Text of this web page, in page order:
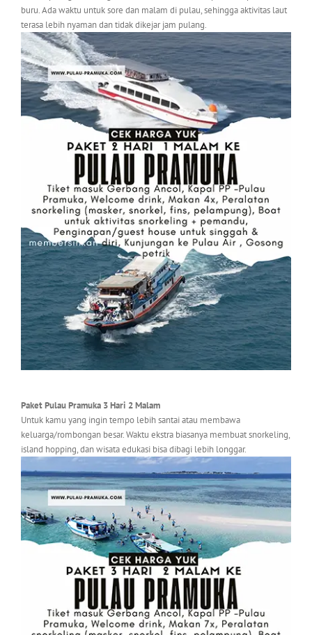
buru. Ada waktu untuk sore dan malam di pulau, sehingga aktivitas laut
terasa lebih nyaman dan tidak dikejar jam pulang.
Paket Pulau Pramuka 3 Hari 2 Malam
Untuk kamu yang ingin tempo lebih santai atau membawa
keluarga/rombongan besar. Waktu ekstra biasanya membuat snorkeling,
island hopping, dan wisata edukasi bisa dibagi lebih longgar.